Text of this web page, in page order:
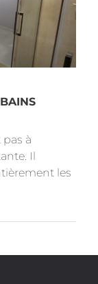
pas à
Il
les